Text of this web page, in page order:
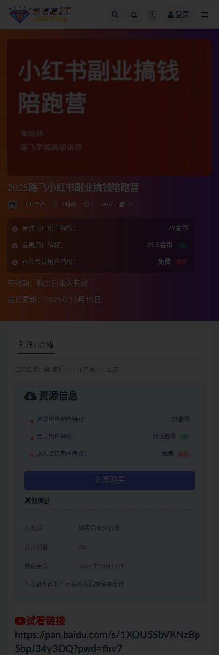
登录
2025路飞小红书副业搞钱陪跑营
UI/产品 10月前 0 8 79
普通用户用户特权： 79金币
会员用户特权： 39.5金币 5折
永久会员用户特权： 免费 推荐
有效期：购买后永久有效
最近更新：2025年10月15日
详情介绍
资源信息
普通用户用户特权： 79金币
会员用户特权： 39.5金币 5折
永久会员用户特权： 免费 推荐
立即购买
其他信息
有效期 购买后永久有效
累计销量 48
最近更新 2025年10月15日
下载遇到问题？可联系客服或留言反馈
试看链接
https://pan.baidu.com/s/1XOU5SbVKNzBp
5bpJ34y3DQ?pwd=fhv7